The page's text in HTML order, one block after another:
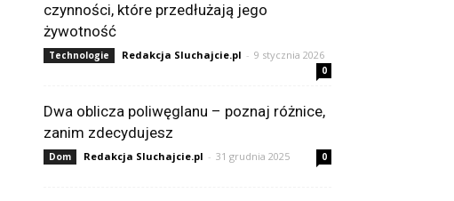
czynności, które przedłużają jego
żywotność
Technologie Redakcja Sluchajcie.pl - 9 stycznia 2026
0
Dwa oblicza poliwęglanu – poznaj różnice,
zanim zdecydujesz
Dom Redakcja Sluchajcie.pl - 31 grudnia 2025 0